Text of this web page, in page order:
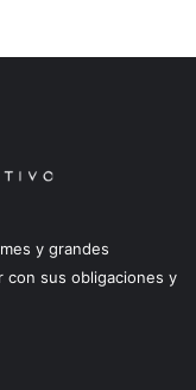
y grandes
con sus obligaciones y